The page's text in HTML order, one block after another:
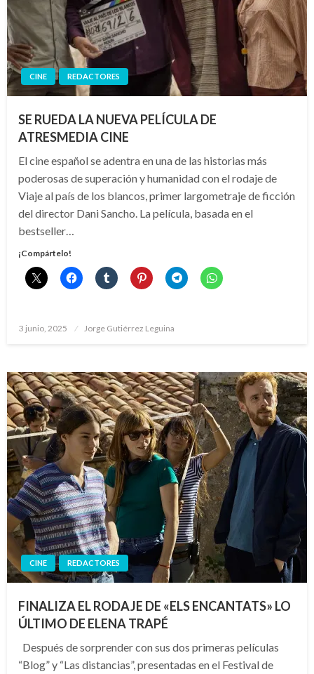
CINE REDACTORES
SE RUEDA LA NUEVA PELÍCULA DE
ATRESMEDIA CINE
El cine español se adentra en una de las historias más
poderosas de superación y humanidad con el rodaje de
Viaje al país de los blancos, primer largometraje de ficción
del director Dani Sancho. La película, basada en el
bestseller…
¡Compártelo!
Publicado
3 junio, 2025 Jorge Gutiérrez Leguina
CINE REDACTORES
FINALIZA EL RODAJE DE «ELS ENCANTATS» LO
ÚLTIMO DE ELENA TRAPÉ
Después de sorprender con sus dos primeras películas
“Blog” y “Las distancias”, presentadas en el Festival de